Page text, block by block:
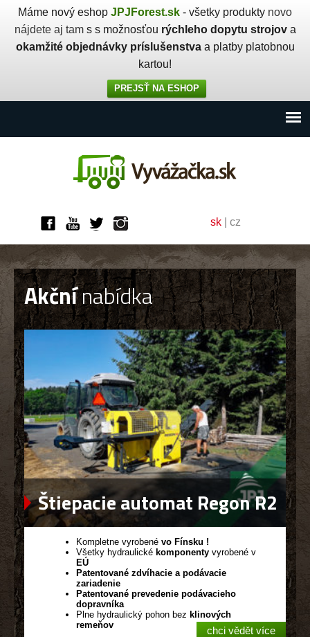
Máme nový eshop JPJForest.sk - všetky produkty novo
nájdete aj tams s možnosťou rýchleho dopytu strojova
okamžité objednávky príslušenstvaa platby platobnou
kartou!
PREJSŤ NA ESHOP
sk cz
Akčnínabídka
Štiepacie automat Regon R2
Kompletne vyrobené vo Fínsku !
Všetky hydraulické komponenty vyrobené v
EÚ
Patentované zdvíhacie a podávacie
zariadenie
Patentované prevedenie podávacieho
dopravníka
Plne hydraulický pohon bez klinových
remeňov
chci vědět více